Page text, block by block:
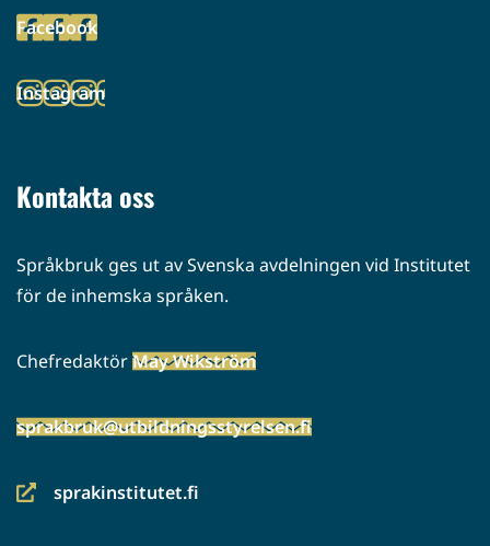
palveluun)
Facebook
(siirryt
palveluun)
Instagram
(siirryt
Kontakta oss
Språkbruk ges ut av Svenska avdelningen vid Institutet
för de inhemska språken.
ChefredaktörMay Wikström
sprakbruk@utbildningsstyrelsen.fi
sprakinstitutet.fi
(siirryt